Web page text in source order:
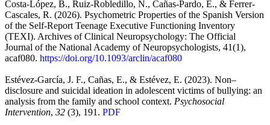
Costa-López, B., Ruiz-Robledillo, N., Cañas-Pardo, E., & Ferrer-
Cascales, R. (2026). Psychometric Properties of the Spanish Version
of the Self-Report Teenage Executive Functioning Inventory
(TEXI). Archives of Clinical Neuropsychology: The Official
Journal of the National Academy of Neuropsychologists, 41(1),
acaf080. https://doi.org/10.1093/arclin/acaf080
Estévez-García, J. F., Cañas, E., & Estévez, E. (2023). Non–
disclosure and suicidal ideation in adolescent victims ofbullying: an
analysis from the family and school context. Psychosocial
Intervention, 32 (3), 191. PDF